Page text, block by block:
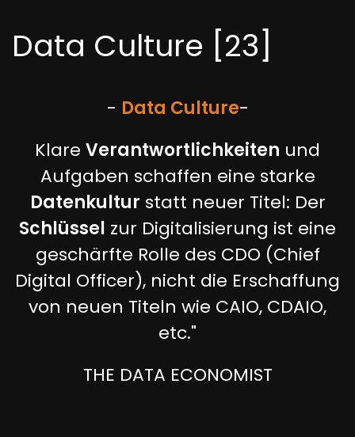
Data Culture [23]
- Data Culture-
Klare Verantwortlichkeiten und
Aufgaben schaffen eine starke
Datenkultur statt neuer Titel: Der
Schlüssel zur Digitalisierung ist eine
geschärfte Rolle des CDO (Chief
Digital Officer), nicht die Erschaffung
von neuen Titeln wie CAIO, CDAIO,
etc."
THE DATA ECONOMIST